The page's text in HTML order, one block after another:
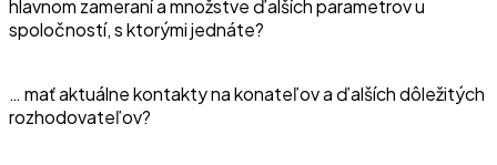
hlavnom zameraní a množstve ďalších parametrov u
spoločností, s ktorými jednáte?
… mať aktuálne kontakty na konateľov a ďalších dôležitých
rozhodovateľov?